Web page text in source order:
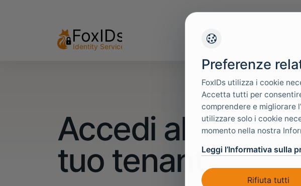
Accedi al
tuo tenant
Preferenze
FoxIDs utilizza i cookie
Accetta tutti per
comprendere e migliorare
utilizzare solo i cookie
momento nella nostra
Leggi l’Informativa sulla
Rifiuta tutti